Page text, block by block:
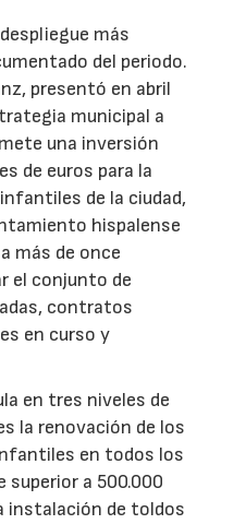
más
del periodo.
presentó en abril
municipal a
una inversión
de euros para la
de la ciudad,
hispalense
más de once
el conjunto de
contratos
en curso y
en tres niveles de
la renovación de los
en todos los
a 500.000
instalación de toldos